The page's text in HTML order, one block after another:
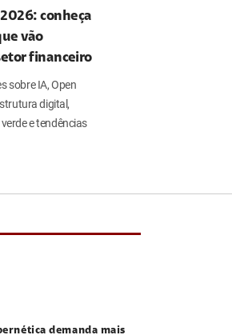
conheça
vão
financeiro
sobre IA, Open
digital,
e tendências
demanda mais